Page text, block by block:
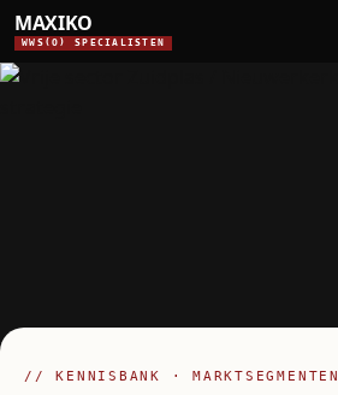
MAXIKO
WWS(O) SPECIALISTEN
// KENNISBANK · MARKTSEGMENTEN